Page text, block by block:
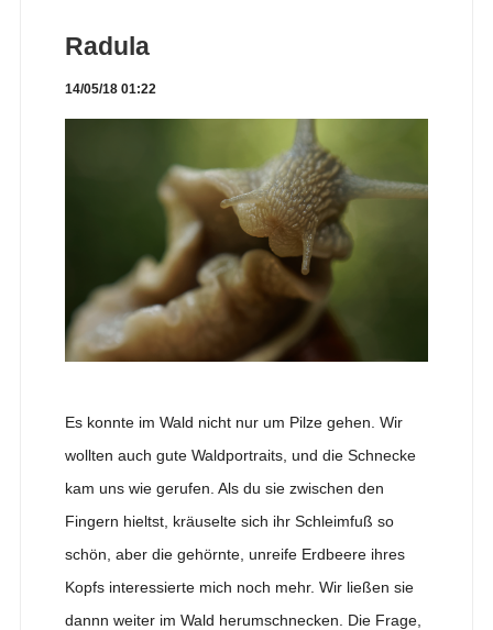
Radula
14/05/18 01:22
Es konnte im Wald nicht nur um Pilze gehen. Wir
wollten auch gute Waldportraits, und die Schnecke
kam uns wie gerufen. Als du sie zwischen den
Fingern hieltst, kräuselte sich ihr Schleimfuß so
schön, aber die gehörnte, unreife Erdbeere ihres
Kopfs interessierte mich noch mehr. Wir ließen sie
dannn weiter im Wald herumschnecken. Die Frage,